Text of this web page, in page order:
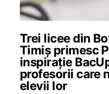
Trei licee din
Timiș primesc
inspirație
profesorii care
elevii lor